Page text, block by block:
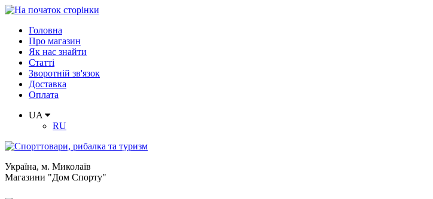
Головна
Про магазин
Як нас знайти
Статті
Зворотній зв'язок
Доставка
Оплата
UA
RU
Україна, м. Миколаїв
Магазини "Дом Спорту"